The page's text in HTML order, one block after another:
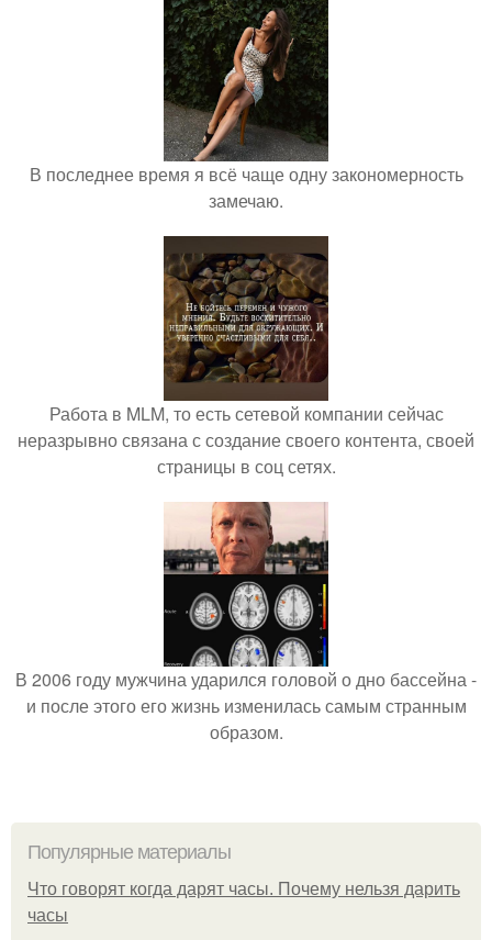
В последнее время я всё чаще одну закономерность
замечаю.
Работа в MLM, то есть сетевой компании сейчас
неразрывно связана с создание своего контента, своей
страницы в соц сетях.
В 2006 году мужчина ударился головой о дно бассейна -
и после этого его жизнь изменилась самым странным
образом.
Популярные материалы
Что говорят когда дарят часы. Почему нельзя дарить
часы